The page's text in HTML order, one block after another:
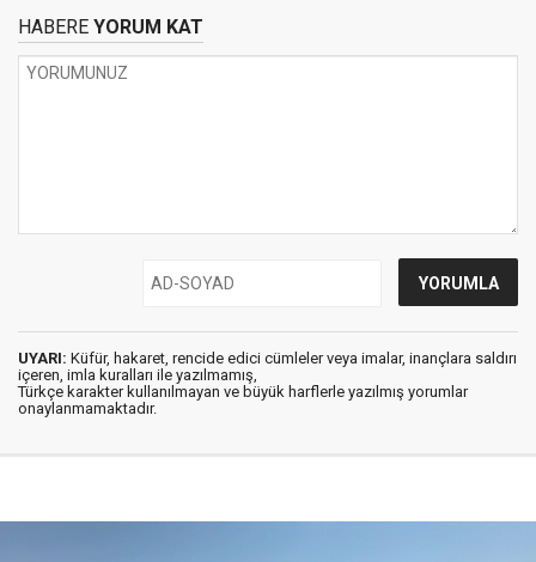
HABERE YORUM KAT
UYARI: Küfür, hakaret, rencide edici cümleler veya imalar, inançlara saldırı
içeren, imla kuralları ile yazılmamış,
Türkçe karakter kullanılmayan ve büyük harflerle yazılmış yorumlar
onaylanmamaktadır.